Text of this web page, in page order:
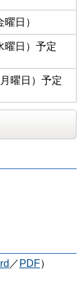
日）
曜日）予定
曜日）予定
／ PDF）